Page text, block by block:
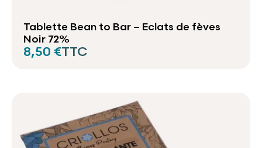
Tablette Bean to Bar – Eclats de fèves
Noir 72%
8,50 €TTC